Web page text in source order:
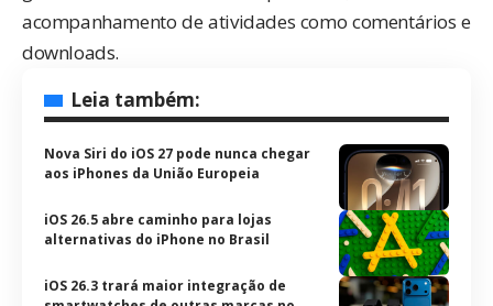
acompanhamento de atividades como comentários e
downloads.
Leia também:
Nova Siri do iOS 27 pode nunca chegar
aos iPhones da União Europeia
iOS 26.5 abre caminho para lojas
alternativas do iPhone no Brasil
iOS 26.3 trará maior integração de